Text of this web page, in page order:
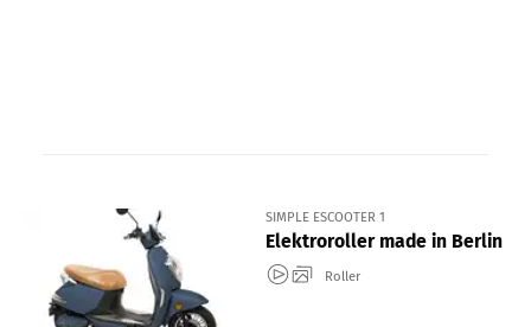
SIMPLE ESCOOTER 1
Elektroroller made in Berlin
Roller